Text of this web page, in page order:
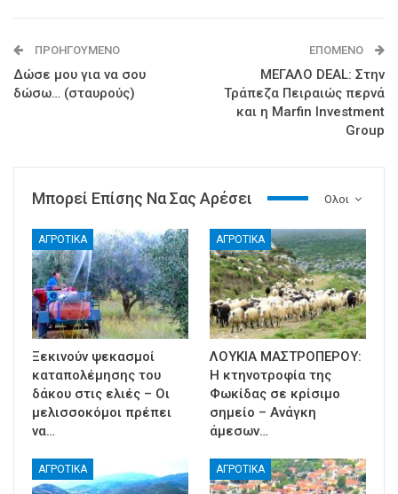
ΠΡΟΗΓΟΎΜΕΝΟ
Δώσε μου για να σου
δώσω… (σταυρούς)
ΕΠΌΜΕΝΟ
ΜΕΓΑΛΟ DEAL: Στην
Τράπεζα Πειραιώς περνά
και η Marfin Investment
Group
Ολοι
Μπορεί Επίσης Να Σας Αρέσει
ΑΓΡΟΤΙΚΑ
Ξεκινούν ψεκασμοί
καταπολέμησης του
δάκου στις ελιές – Οι
μελισσοκόμοι πρέπει
να…
ΑΓΡΟΤΙΚΑ
ΛΟΥΚΙΑ ΜΑΣΤΡΟΠΕΡΟΥ:
Η κτηνοτροφία της
Φωκίδας σε κρίσιμο
σημείο – Ανάγκη
άμεσων…
ΑΓΡΟΤΙΚΑ ΑΓΡΟΤΙΚΑ